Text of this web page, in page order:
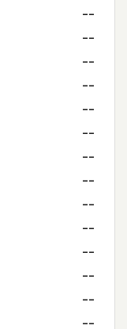
--
--
--
--
--
--
--
--
--
--
--
--
--
--